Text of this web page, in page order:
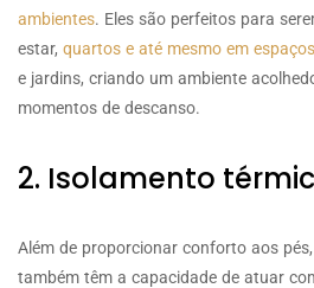
ambientes. Eles são perfeitos para
estar, quartos e até mesmo em espaços
e jardins, criando um ambiente
momentos de descanso.
2. Isolamento
Além de proporcionar conforto aos
também têm a capacidade de atuar